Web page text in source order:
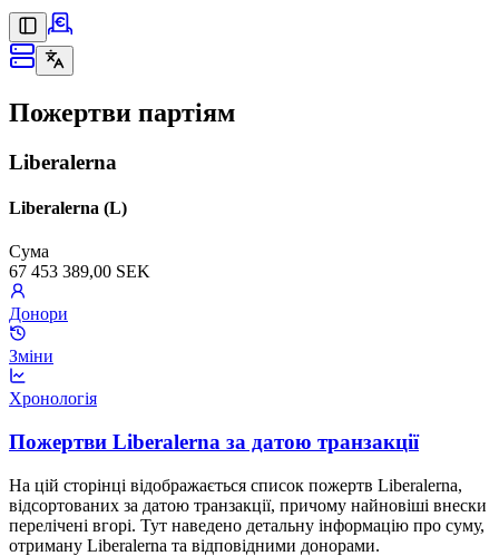
Пожертви партіям
Liberalerna
Liberalerna (L)
Сума
67 453 389,00 SEK
Донори
Зміни
Хронологія
Пожертви Liberalerna за датою транзакції
На цій сторінці відображається список пожертв Liberalerna,
відсортованих за датою транзакції, причому найновіші внески
перелічені вгорі. Тут наведено детальну інформацію про суму,
отриману Liberalerna та відповідними донорами.